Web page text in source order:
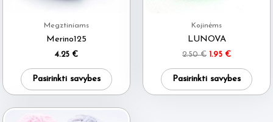
Megztiniams
Merino125
4.25 €
Pasirinkti savybes
product
Kojinėms
LUNOVA
2.50€ Original
2.50 €.
1.95 €Current
1.95 €.
Pasirinkti savybes